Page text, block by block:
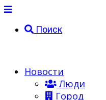
Поиск
Новости
Люди
Город